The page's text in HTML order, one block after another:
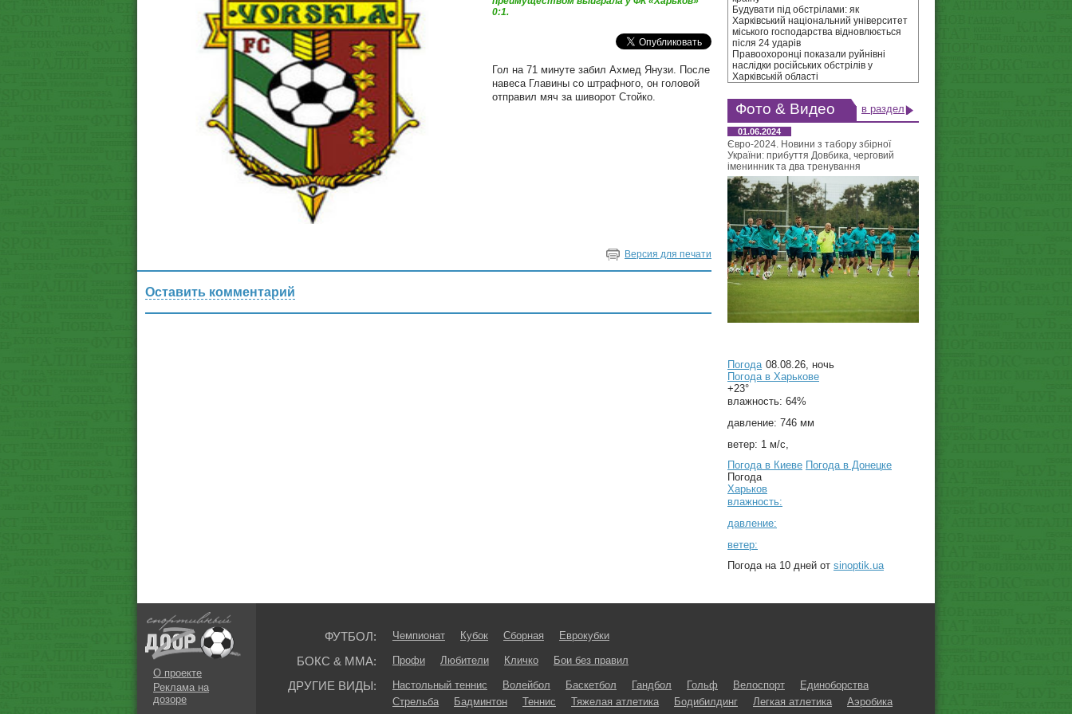
0:1.
Гол на 71 минуте забил Ахмед Янузи. После
навеса Главины со штрафного, он головой
отправил мяч за шиворот Стойко.
Версия для печати
Оставить комментарий
Будувати під обстрілами: як
Харківський національний університет
міського господарства відновлюється
після 24 ударів
Правоохоронці показали руйнівні
наслідки російських обстрілів у
Харківській області
Фото & Видео в раздел
01.06.2024
Євро-2024. Новини з табору збірної
України: прибуття Довбика, черговий
іменинник та два тренування
Погода 08.08.26, ночь
Погода в Харькове
+23°
влажность: 64%
давление: 746 мм
ветер: 1 м/с,
Погода в Киеве Погода в Донецке
Погода
Харьков
влажность:
давление:
ветер:
Погода на 10 дней от sinoptik.ua
О проекте
Реклама на
дозоре
ФУТБОЛ: Чемпионат Кубок Сборная Еврокубки
БОКС & ММА: Профи Любители Кличко Бои без правил
ДРУГИЕ ВИДЫ: Настольный теннис Волейбол Баскетбол Гандбол Гольф Велоспорт
Единоборства
Стрельба
Бадминтон Теннис Тяжелая атлетика Бодибилдинг Легкая атлетика
Аэробика